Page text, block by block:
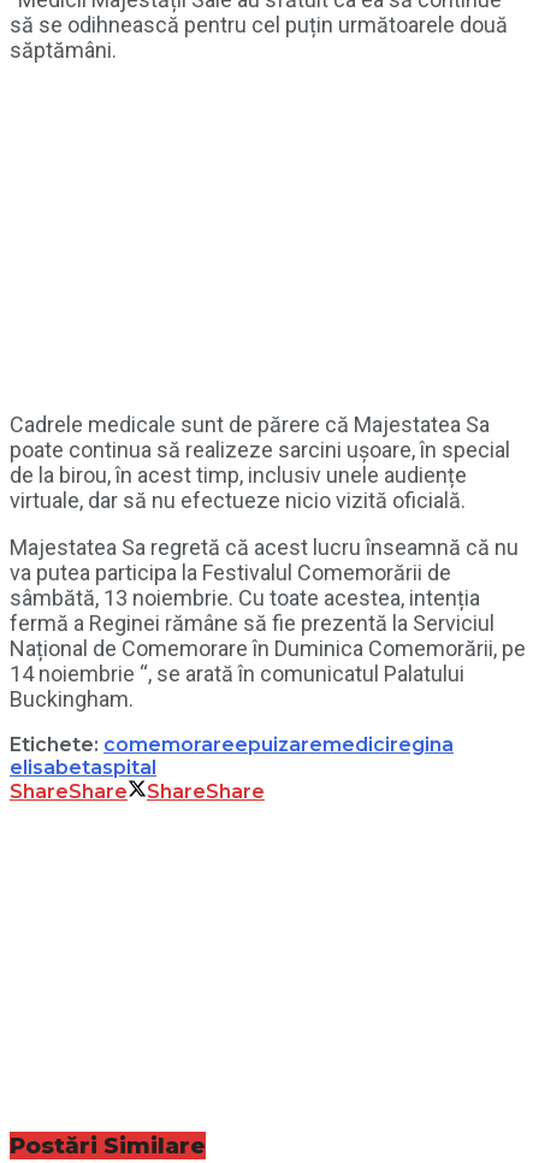
să se odihnească pentru cel puțin următoarele două
săptămâni.
Cadrele medicale sunt de părere că Majestatea Sa
poate continua să realizeze sarcini ușoare, în special
de la birou, în acest timp, inclusiv unele audiențe
virtuale, dar să nu efectueze nicio vizită oficială.
Majestatea Sa regretă că acest lucru înseamnă că nu
va putea participa la Festivalul Comemorării de
sâmbătă, 13 noiembrie. Cu toate acestea, intenția
fermă a Reginei rămâne să fie prezentă la Serviciul
Național de Comemorare în Duminica Comemorării, pe
14 noiembrie “, se arată în comunicatul Palatului
Buckingham.
Etichete: comemorareepuizaremediciregina
elisabetaspital
ShareShare ShareShare
Postări Similare